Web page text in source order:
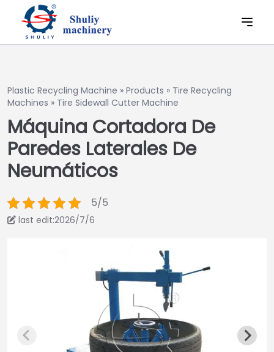
Plastic Recycling Machine » Products » Tire Recycling
Machines » Tire Sidewall Cutter Machine
Máquina Cortadora De
Paredes Laterales De
Neumáticos
5/5
last edit:2026/7/6